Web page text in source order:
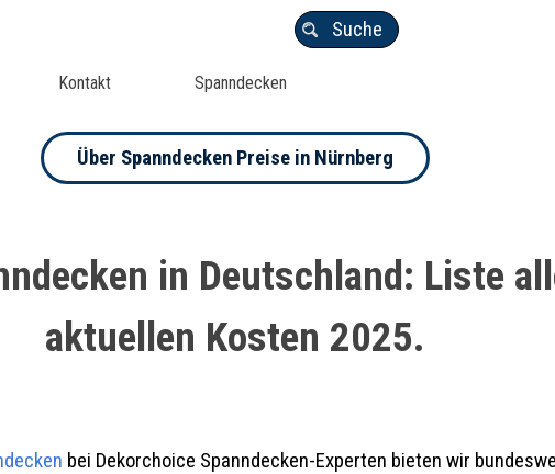
Kontakt Spanndecken
Suche
Über Spanndecken Preise in Nürnberg
in Deutschland: Liste
aktuellen Kosten 2025.
bei Dekorchoice Spanndecken-Experten bieten wir